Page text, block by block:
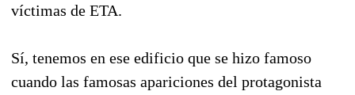
víctimas de ETA.
Sí, tenemos en ese edificio que se hizo famoso
cuando las famosas apariciones del protagonista